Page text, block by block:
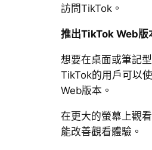
訪問TikTok。
推出TikTok Web版
想要在桌面或筆記
TikTok的用戶可以
Web版本。
在更大的螢幕上觀
能改善觀看體驗。